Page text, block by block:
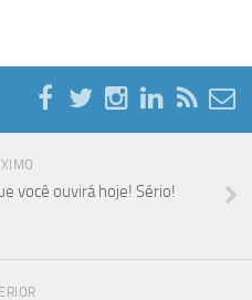
você ouvirá hoje! Sério!